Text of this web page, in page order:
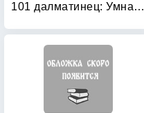
101 далматинец: Умная раскраска №14132